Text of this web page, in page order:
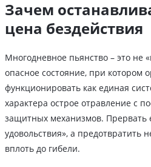
Зачем
цена бездействия
Многодневное пьянство – это не
опасное состояние, при котором
функционировать как единая
характера острое отравление с
защитных механизмов. Прервать
удовольствия», а предотвратить
вплоть до гибели.